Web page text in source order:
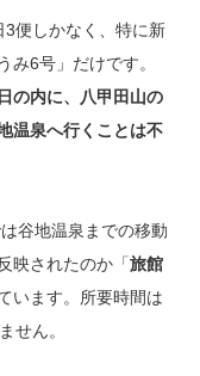
3便しかなく、特に新
み6号」だけです。
の内に、八甲田山の
温泉へ行くことは不
谷地温泉までの移動
映されたのか「旅館
います。所要時間は
せん。